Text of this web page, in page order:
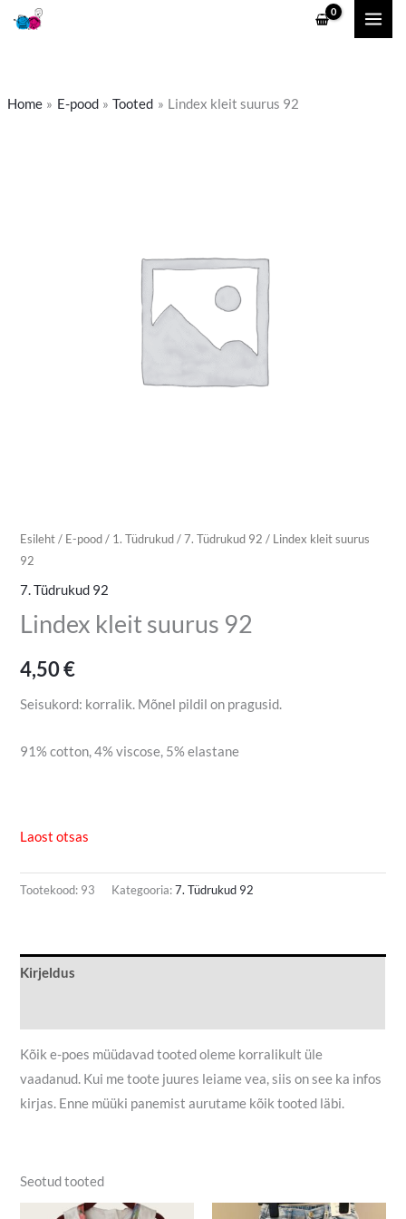
Skip
Home E-pood Tooted Lindex kleit suurus 92
Esileht/ E-pood/ 1. Tüdrukud/7. Tüdrukud 92 / Lindex kleit suurus
92
7. Tüdrukud 92
Lindex kleit suurus 92
4,50€
Seisukord: korralik. Mõnel pildil on pragusid.
91% cotton, 4% viscose, 5% elastane
Laost otsas
Tootekood: 93 Kategooria:7. Tüdrukud 92
Kirjeldus
Kõik e-poes müüdavad tooted oleme korralikult üle
vaadanud. Kui me toote juures leiame vea, siis on see ka infos
kirjas. Enne müüki panemist aurutame kõik tooted läbi.
Seotud tooted
Algne Praegune
Algne Praegune